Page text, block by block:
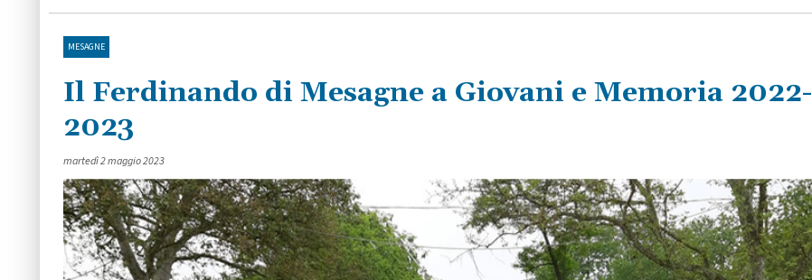
MESAGNE
Il Ferdinando di Mesagne a Giovani e Memoria 2022-
2023
martedì 2 maggio 2023